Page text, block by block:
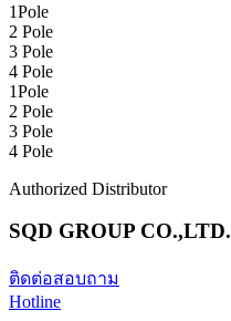
1Pole
2 Pole
3 Pole
4 Pole
1Pole
2 Pole
3 Pole
4 Pole
Authorized Distributor
SQD GROUP CO.,LTD.
ติดต่อสอบถาม
Hotline